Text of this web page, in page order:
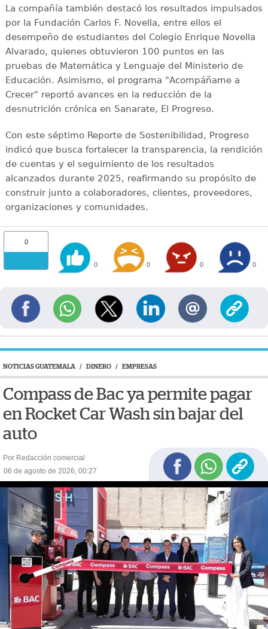
La compañía también destacó los resultados impulsados
por la Fundación Carlos F. Novella, entre ellos el
desempeño de estudiantes del Colegio Enrique Novella
Alvarado, quienes obtuvieron 100 puntos en las
pruebas de Matemática y Lenguaje del Ministerio de
Educación. Asimismo, el programa "Acompáñame a
Crecer" reportó avances en la reducción de la
desnutrición crónica en Sanarate, El Progreso.
Con este séptimo Reporte de Sostenibilidad, Progreso
indicó que busca fortalecer la transparencia, la rendición
de cuentas y el seguimiento de los resultados
alcanzados durante 2025, reafirmando su propósito de
construir junto a colaboradores, clientes, proveedores,
organizaciones y comunidades.
0
0 0 0 0
NOTICIAS GUATEMALA / DINERO / EMPRESAS
Compass de Bac ya permite pagar
en Rocket Car Wash sin bajar del
auto
Por Redacción comercial
06 de agosto de 2026, 00:27